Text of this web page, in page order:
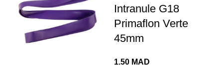
Intranule G18
Primaflon Verte
45mm
1.50 MAD